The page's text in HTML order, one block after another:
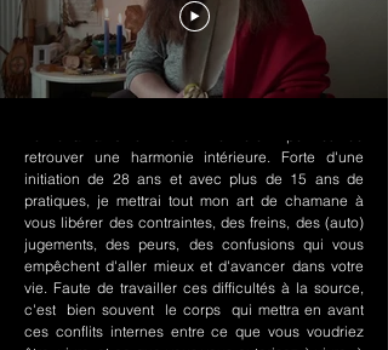
retrouver une harmonie intérieure. Forte d'une
initiation de 28 ans et avec plus de 15 ans de
pratiques, je mettrai tout mon art de chamane à
vous libérer des contraintes, des freins, des (auto)
jugements, des peurs, des confusions qui vous
empêchent d'aller mieux et d'avancer dans votre
vie. Faute de travailler ces difficultés à la source,
c'est bien souvent le corps qui mettra en avant
ces conflits internes entre ce que vous voudriez